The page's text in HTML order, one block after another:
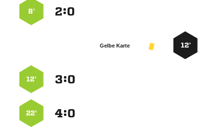
:
8’
12’
Gelbe Karte
:
12’
:
22’